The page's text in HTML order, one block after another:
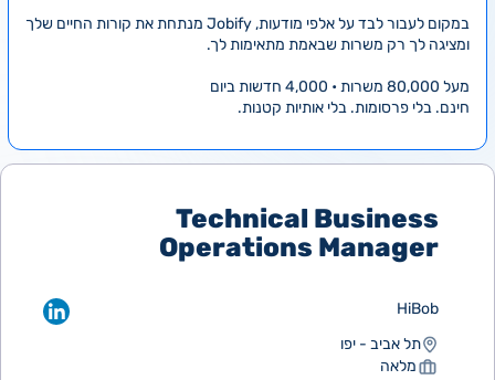
במקום לעבור לבד על אלפי מודעות, Jobify מנתחת את קורות החיים שלך
ומציגה לך רק משרות שבאמת מתאימות לך.
מעל 80,000 משרות • 4,000 חדשות ביום
חינם. בלי פרסומות. בלי אותיות קטנות.
Technical Business
Operations Manager
HiBob
תל אביב - יפו
מלאה